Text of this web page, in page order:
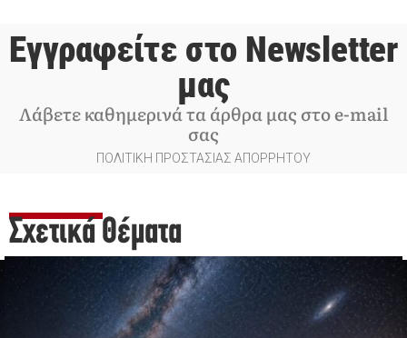
Εγγραφείτε στο Newsletter
μας
Λάβετε καθημερινά τα άρθρα μας στο e-mail
σας
ΠΟΛΙΤΙΚΗ ΠΡΟΣΤΑΣΙΑΣ ΑΠΟΡΡΗΤΟΥ
Σχετικά Θέματα